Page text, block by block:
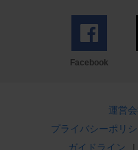
Facebook
運営
プライバシーポリ
ガイドライン
|